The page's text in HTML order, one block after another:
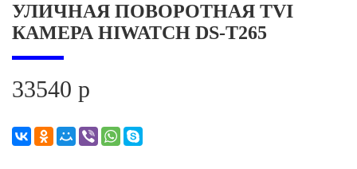
TVI Регистраторы
УЛИЧНАЯ ПОВОРОТНАЯ TVI
КАМЕРА HIWATCH DS-T265
33540 р